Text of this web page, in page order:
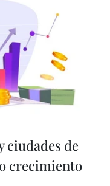
ciudades de
crecimiento